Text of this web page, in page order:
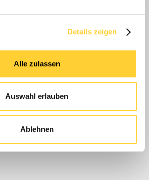
Details zeigen
Alle zulassen
Auswahl erlauben
Ablehnen
KONTAKT
Werben auf
Bauforum24
Datenschutzerklärung